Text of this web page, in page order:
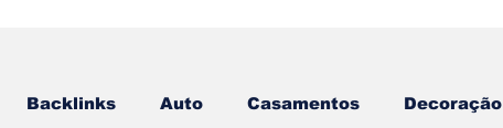
Backlinks Auto Casamentos Decoração